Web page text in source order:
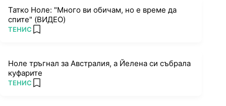
Татко Ноле: "Много ви обичам, но е време да
спите" (ВИДЕО)
ПОВЕЧЕ ОТ
ТЕНИС add favorites
Ноле тръгнал за Австралия, а Йелена си събрала
куфарите
ПОВЕЧЕ ОТ
ТЕНИС add favorites